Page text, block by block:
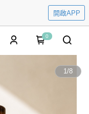
開啟APP
0
1/8